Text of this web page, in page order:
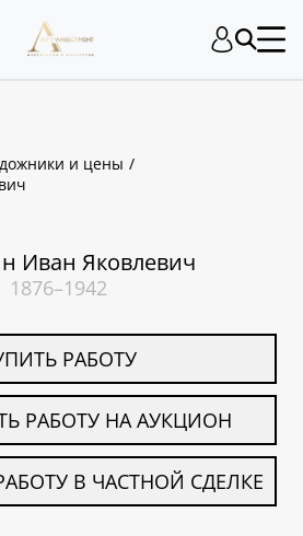
и цены
Иван Яковлевич
1876–1942
РАБОТУ
РАБОТУ НА АУКЦИОН
В ЧАСТНОЙ СДЕЛКЕ